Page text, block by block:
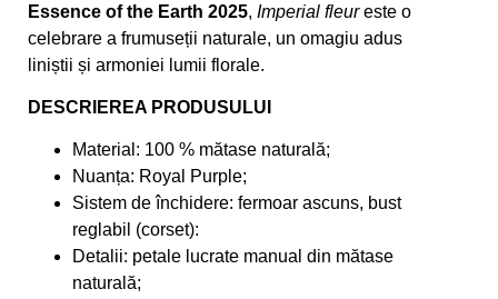
Essence of the Earth 2025, Imperial fleureste o
celebrare a frumuseții naturale, un omagiu adus
liniștii și armoniei lumii florale.
DESCRIEREA PRODUSULUI
Material: 100 % mătase naturală;
Nuanța: Royal Purple;
Sistem de închidere: fermoar ascuns, bust
reglabil (corset):
Detalii: petale lucrate manual din mătase
naturală;